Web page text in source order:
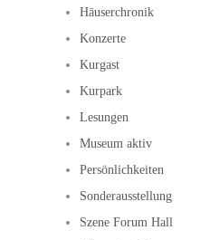
Häuserchronik
Konzerte
Kurgast
Kurpark
Lesungen
Museum aktiv
Persönlichkeiten
Sonderausstellung
Szene Forum Hall